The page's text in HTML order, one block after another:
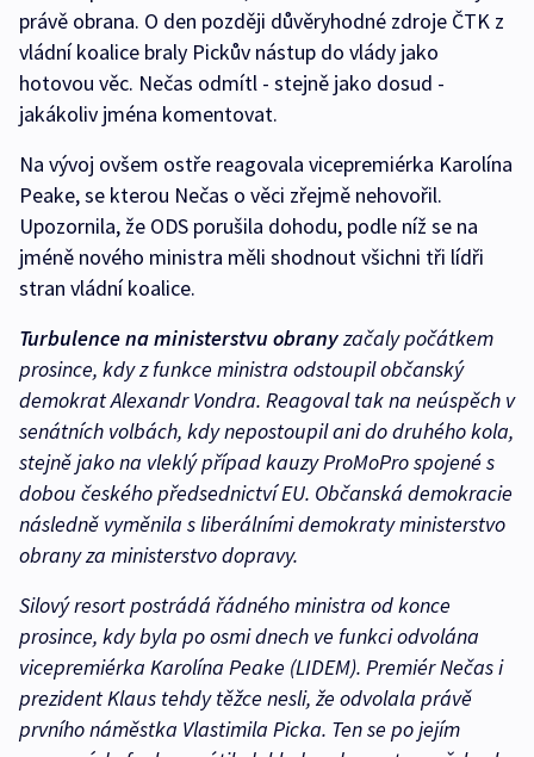
právě obrana. O den později důvěryhodné zdroje ČTK z
vládní koalice braly Pickův nástup do vlády jako
hotovou věc. Nečas odmítl - stejně jako dosud -
jakákoliv jména komentovat.
Na vývoj ovšem ostře reagovala vicepremiérka Karolína
Peake, se kterou Nečas o věci zřejmě nehovořil.
Upozornila, že ODS porušila dohodu, podle níž se na
jméně nového ministra měli shodnout všichni tři lídři
stran vládní koalice.
Turbulence na ministerstvu obranyzačaly počátkem
prosince, kdy z funkce ministra odstoupil občanský
demokrat Alexandr Vondra. Reagoval tak na neúspěch v
senátních volbách, kdy nepostoupil ani do druhého kola,
stejně jako na vleklý případ kauzy ProMoPro spojené s
dobou českého předsednictví EU. Občanská demokracie
následně vyměnila s liberálními demokraty ministerstvo
obrany za ministerstvo dopravy.
Silový resort postrádá řádného ministra od konce
prosince, kdy byla po osmi dnech ve funkci odvolána
vicepremiérka Karolína Peake (LIDEM). Premiér Nečas i
prezident Klaus tehdy těžce nesli, že odvolala právě
prvního náměstka Vlastimila Picka. Ten se po jejím